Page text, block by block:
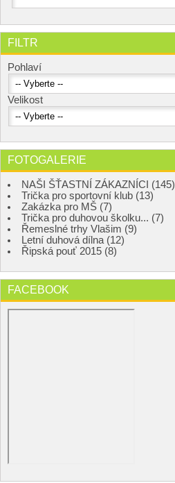
FILTR
Pohlaví
Velikost
FOTOGALERIE
NAŠI ŠŤASTNÍ ZÁKAZNÍCI (145)
Trička pro sportovní klub (13)
Zakázka pro MŠ (7)
Trička pro duhovou školku... (7)
Řemeslné trhy Vlašim (9)
Letní duhová dílna (12)
Řipská pouť 2015 (8)
FACEBOOK